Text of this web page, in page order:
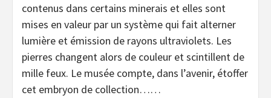
contenus dans certains minerais et elles sont
mises en valeur par un système qui fait alterner
lumière et émission de rayons ultraviolets. Les
pierres changent alors de couleur et scintillent de
mille feux. Le musée compte, dans l’avenir, étoffer
cet embryon de collection……